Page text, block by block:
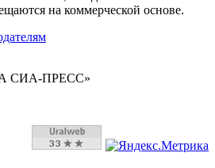
на коммерческой основе.
СИА-ПРЕСС»